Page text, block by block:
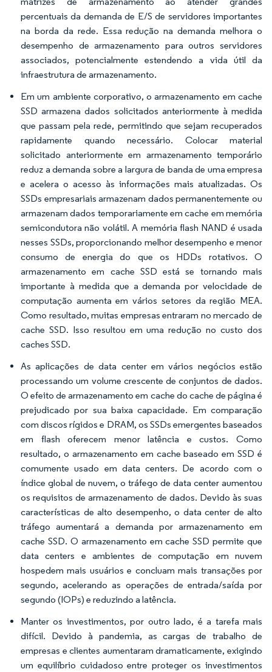
percentuais da demanda de E/S de servidores importantes
na borda da rede. Essa redução na demanda melhora o
desempenho de armazenamento para outros servidores
associados, potencialmente estendendo a vida útil da
infraestrutura de armazenamento.
Em um ambiente corporativo, o armazenamento em cache
SSD armazena dados solicitados anteriormente à medida
que passam pela rede, permitindo que sejam recuperados
rapidamente quando necessário. Colocar material
solicitado anteriormente em armazenamento temporário
reduz a demanda sobre a largura de banda de uma empresa
e acelera o acesso às informações mais atualizadas. Os
SSDs empresariais armazenam dados permanentemente ou
armazenam dados temporariamente em cache em memória
semicondutora não volátil. A memória flash NAND é usada
nesses SSDs, proporcionando melhor desempenho e menor
consumo de energia do que os HDDs rotativos. O
armazenamento em cache SSD está se tornando mais
importante à medida que a demanda por velocidade de
computação aumenta em vários setores da região MEA.
Como resultado, muitas empresas entraram no mercado de
cache SSD. Isso resultou em uma redução no custo dos
caches SSD.
As aplicações de data center em vários negócios estão
processando um volume crescente de conjuntos de dados.
O efeito de armazenamento em cache do cache de página é
prejudicado por sua baixa capacidade. Em comparação
com discos rígidos e DRAM, os SSDs emergentes baseados
em flash oferecem menor latência e custos. Como
resultado, o armazenamento em cache baseado em SSD é
comumente usado em data centers. De acordo com o
índice global de nuvem, o tráfego de data center aumentou
os requisitos de armazenamento de dados. Devido às suas
características de alto desempenho, o data center de alto
tráfego aumentará a demanda por armazenamento em
cache SSD. O armazenamento em cache SSD permite que
data centers e ambientes de computação em nuvem
hospedem mais usuários e concluam mais transações por
segundo, acelerando as operações de entrada/saída por
segundo (IOPs) e reduzindo a latência.
Manter os investimentos, por outro lado, é a tarefa mais
difícil. Devido à pandemia, as cargas de trabalho de
empresas e clientes aumentaram dramaticamente, exigindo
um equilíbrio cuidadoso entre proteger os investimentos